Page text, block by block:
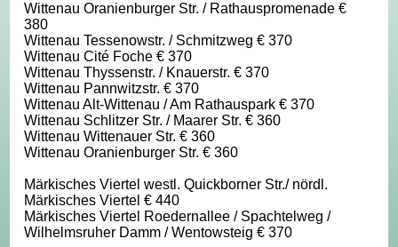
Wittenau Oranienburger Str. / Rathauspromenade €
380
Wittenau Tessenowstr. / Schmitzweg € 370
Wittenau Cité Foche € 370
Wittenau Thyssenstr. / Knauerstr. € 370
Wittenau Pannwitzstr. € 370
Wittenau Alt-Wittenau / Am Rathauspark € 370
Wittenau Schlitzer Str. / Maarer Str. € 360
Wittenau Wittenauer Str. € 360
Wittenau Oranienburger Str. € 360
Märkisches Viertel westl. Quickborner Str./ nördl.
Märkisches Viertel € 440
Märkisches Viertel Roedernallee / Spachtelweg /
Wilhelmsruher Damm / Wentowsteig € 370